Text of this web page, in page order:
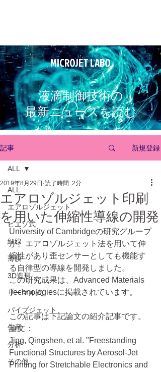
MICROJET LABO
液滴制御技術の
最新ニュースを読む
記事 新規登録
ALL
エアロゾルジェット
ピエゾ式
細線
薄膜
3D造形
サーマル式
パイプジェット
生産
分析
その他
ALL
エアロゾルジェット印刷
を用いた伸縮性導線の開発
2019年8月29日 読了時間: 2分
University of Cambridgeの研究グループ
が、エアロゾルジェット法を用いて伸
縮性があり歪センサーとしても機能す
る自律型の導線を開発しました。
この研究成果は、Advanced Materials
Technologiesに掲載されています。
この記事は下記論文の紹介記事です。
論文：
Jing, Qingshen, et al. "Freestanding
Functional Structures by Aerosol‐Jet
Printing for Stretchable Electronics and